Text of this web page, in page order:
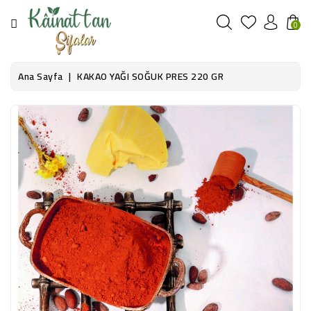
KATEGORI
AROMATERAPI
BAKIM
GIDA
VE
TAKVIYELER
AKTARIYE
KITAPLAR
TÜTSÜLER
0
Ana Sayfa KAKAO YAĞI SOĞUK PRES 220 GR